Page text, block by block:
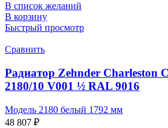
В список желаний
В корзину
Быстрый просмотр
Сравнить
Радиатор Zehnder Charleston
2180/10 V001 ½ RAL 9016
Модель 2180 белый 1792 мм
48 807 ₽